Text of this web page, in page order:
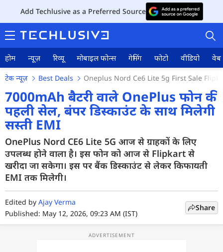
Add Techlusive as a Preferred Source
होम न्यूज़ रिव्यू मोबाइल फोन्स गेमिंग फोटो वीडियो वेब
होम
न्यूज़
रिव्यू
मोबाइल फोन्स
गेमिंग
टेक न्यूज़ Best Deals Oneplus Nord Ce6 Lite 5g First Sale
7000mAh बैटरी वाले OnePlus फोन की
पहली सेल, बंपर डिस्काउंट के साथ मिलेगी
सस्ती EMI
OnePlus Nord CE6 Lite 5G आज से ग्राहकों के लिए
उपलब्ध होने वाला है। इस फोन को आज से Flipkart से
खरीदा जा सकेगा। इस पर बैंक डिस्काउंट से लेकर किफायती
EMI तक मिलेगी।
Edited by Ajay Verma
Published: May 12, 2026, 09:23 AM (IST)
Share